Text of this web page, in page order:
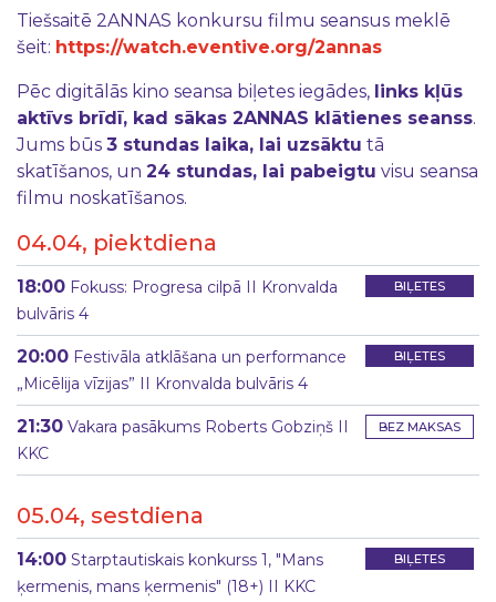
Tiešsaitē 2ANNAS konkursu filmu seansus meklē
šeit: https://watch.eventive.org/2annas
Pēc digitālās kino seansa biļetes iegādes, links kļūs
aktīvs brīdī, kad sākas 2ANNAS klātienes seanss.
Jums būs 3 stundas laika, lai uzsāktu tā
skatīšanos, un 24 stundas, lai pabeigtu visu seansa
filmu noskatīšanos.
04.04, piektdiena
BIĻETES
18:00 Fokuss: Progresa cilpā II Kronvalda
bulvāris 4
BIĻETES
20:00 Festivāla atklāšana un performance
„Micēlija vīzijas” II Kronvalda bulvāris 4
BEZ MAKSAS
21:30 Vakara pasākums Roberts Gobziņš II
KKC
05.04, sestdiena
BIĻETES
14:00 Starptautiskais konkurss 1, "Mans
ķermenis, mans ķermenis" (18+) II KKC